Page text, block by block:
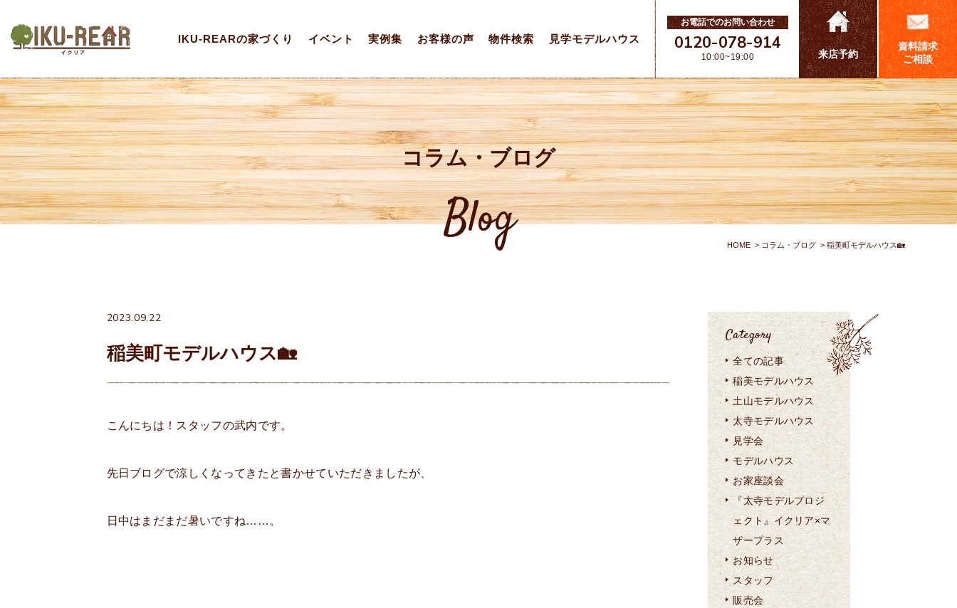
IKU-REARの家づくり イベント 実例集 お客様の声 物件検索 見学モデルハウス
お電話でのお問い合わせ
0120-078-914
10:00~19:00 来店予約
資料請求
ご相談
コラム・ブログ
Blog HOME コラム・ブログ 稲美町モデルハウス🏡
2023.09.22
稲美町モデルハウス🏡
こんにちは！スタッフの武内です。
先日ブログで涼しくなってきたと書かせていただきましたが、
日中はまだまだ暑いですね……。
Category
全ての記事
稲美モデルハウス
土山モデルハウス
太寺モデルハウス
見学会
モデルハウス
お家座談会
『太寺モデルプロジ
ェクト』イクリア×マ
ザープラス
お知らせ
スタッフ
販売会